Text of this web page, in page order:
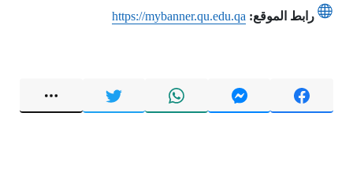
رابط الموقع: https://mybanner.qu.edu.qa